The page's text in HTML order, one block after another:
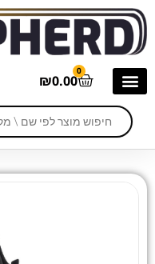
₪0.00
0